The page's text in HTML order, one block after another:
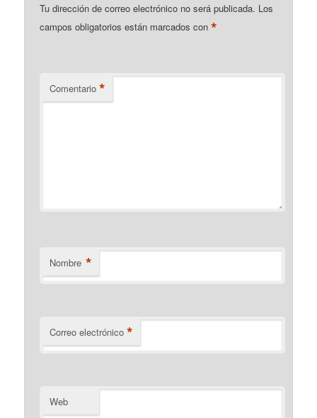
Tu dirección de correo electrónico no será publicada. Los
campos obligatorios están marcados con*
Comentario *
Nombre *
Correo electrónico *
Web